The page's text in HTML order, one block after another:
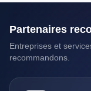
Partenaires
Entreprises et
recommandons.